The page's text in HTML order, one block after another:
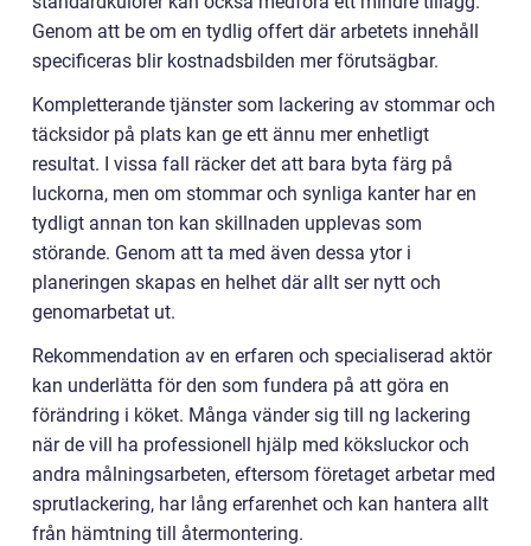
Genom att be om en tydlig offert där arbetets innehåll
specificeras blir kostnadsbilden mer förutsägbar.
Kompletterande tjänster som lackering av stommar och
täcksidor på plats kan ge ett ännu mer enhetligt
resultat. I vissa fall räcker det att bara byta färg på
luckorna, men om stommar och synliga kanter har en
tydligt annan ton kan skillnaden upplevas som
störande. Genom att ta med även dessa ytor i
planeringen skapas en helhet där allt ser nytt och
genomarbetat ut.
Rekommendation av en erfaren och specialiserad aktör
kan underlätta för den som fundera på att göra en
förändring i köket. Många vänder sig till ng lackering
när de vill ha professionell hjälp med köksluckor och
andra målningsarbeten, eftersom företaget arbetar med
sprutlackering, har lång erfarenhet och kan hantera allt
från hämtning till återmontering.